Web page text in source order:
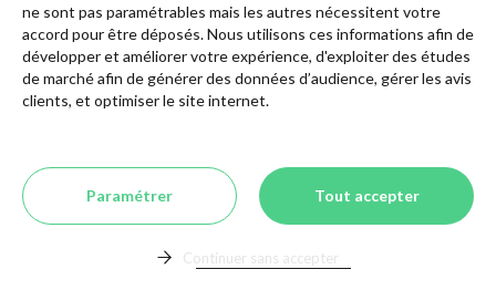
Structure métallique terrasse Lézat-sur-
Lèze
Verrière acier Lézat-sur-Lèze
Serrurerie blindée Lézat-sur-Lèze
Abri de jardin Lézat-sur-Lèze
Chalet de jardin Lézat-sur-Lèze
Abri de jardin bois Lézat-sur-Lèze
ne sont pas paramétrables mais les autres nécessitent votre
accord pour être déposés. Nous utilisons ces informations afin de
développer et améliorer votre expérience, d'exploiter des études
de marché afin de générer des données d’audience, gérer les avis
clients, et optimiser le site internet.
Continuer sans accepter
Paramétrer Tout accepter